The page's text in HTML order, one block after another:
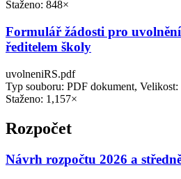
Staženo: 848×
Formulář žádosti pro
ředitelem školy
uvolneniRS.pdf
Typ souboru: PDF dokument,
Staženo: 1,157×
Rozpočet
Návrh rozpočtu 2026 a